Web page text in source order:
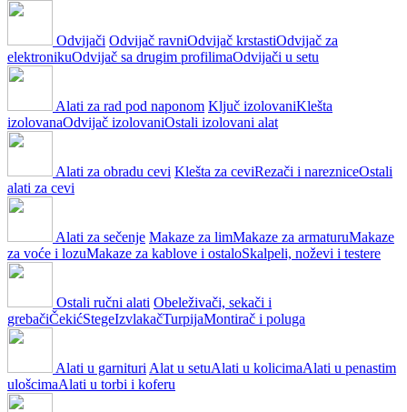
Odvijači Odvijač ravniOdvijač krstastiOdvijač za
elektronikuOdvijač sa drugim profilimaOdvijači u setu
Alati za rad pod naponom Ključ izolovaniKlešta
izolovanaOdvijač izolovaniOstali izolovani alat
Alati za obradu cevi Klešta za ceviRezači i narezniceOstali
alati za cevi
Alati za sečenje Makaze za limMakaze za armaturuMakaze
za voće i lozuMakaze za kablove i ostaloSkalpeli, noževi i testere
Ostali ručni alati Obeleživači, sekači i
grebačiČekićStegeIzvlakačTurpijaMontirač i poluga
Alati u garnituri Alat u setuAlati u kolicimaAlati u penastim
ulošcimaAlati u torbi i koferu